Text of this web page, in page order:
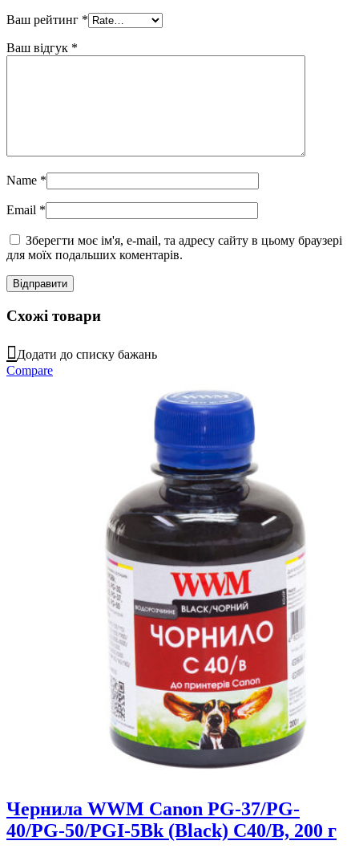
Ваш рейтинг *
Ваш відгук *
Name *
Email *
Зберегти моє ім'я, e-mail, та адресу сайту в цьому браузері
для моїх подальших коментарів.
Схожі товари
Додати до списку бажань
Compare
Чернила WWM Canon PG-37/PG-
40/PG-50/PGI-5Bk (Black) C40/B, 200 г